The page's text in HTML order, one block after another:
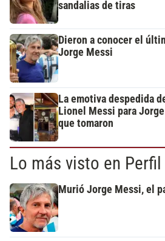
sandalias de tiras
Dieron a conocer el
Jorge Messi
La emotiva despedida
Lionel Messi para
que tomaron
Lo más visto en Perfil
Murió Jorge Messi, el